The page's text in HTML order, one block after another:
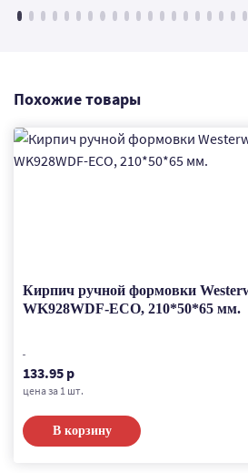
Похожие товары
Кирпич ручной формовки
WK928WDF-ECO, 210*50*65 мм.
133.95 р
цена за 1 шт.
В корзину